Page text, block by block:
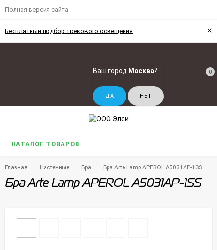
Полная версия сайта
Бесплатный подбор трекового освещения ×
Ваш город Москва? 0
КАТАЛОГ ТОВАРОВ
Главная Настенные Бра Бра Arte Lamp APEROL A5031AP-1SS
Бра Arte Lamp APEROL A5031AP-1SS